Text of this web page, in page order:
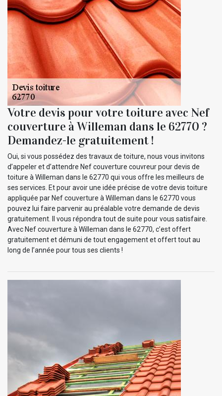
Votre devis pour votre toiture avec Nef
couverture à Willeman dans le 62770 ?
Demandez-le gratuitement !
Oui, si vous possédez des travaux de toiture, nous vous invitons
d’appeler et d’attendre Nef couverture couvreur pour devis de
toiture à Willeman dans le 62770 qui vous offre les meilleurs de
ses services. Et pour avoir une idée précise de votre devis toiture
appliquée par Nef couverture à Willeman dans le 62770 vous
pouvez lui faire parvenir au préalable votre demande de devis
gratuitement. Il vous répondra tout de suite pour vous satisfaire.
Avec Nef couverture à Willeman dans le 62770, c’est offert
gratuitement et démuni de tout engagement et offert tout au
long de l’année pour tous ses clients !